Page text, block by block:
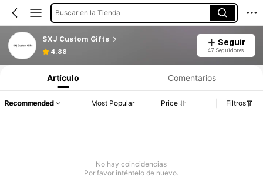
Buscar en la Tienda
SXJ Custom Gifts
4.88
Seguir
47 Seguidores
Artículo Comentarios
Recommended Most Popular Price Filtros
No hay coincidencias
Por favor inténtelo de nuevo.